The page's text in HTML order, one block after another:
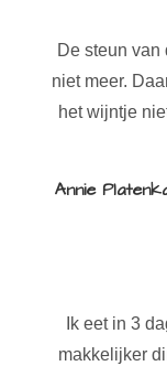
De steun van
niet meer.
het wijntje
Annie
Ik eet in 3
makkelijker